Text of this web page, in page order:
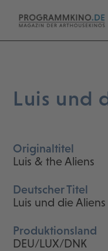
Luis und
Originaltitel
Luis & the Aliens
Deutscher Titel
Luis und die Aliens
Produktionsland
DEU/LUX/DNK